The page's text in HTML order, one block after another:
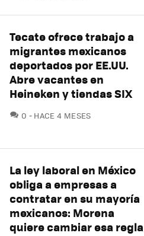
Tecate ofrece trabajo a
migrantes mexicanos
deportados por EE.UU.
Abre vacantes en
Heineken y tiendas SIX
0 COMENTARIOS
HACE 4 MESES
La ley laboral en México
obliga a empresas a
contratar en su mayoría
mexicanos: Morena
quiere cambiar esa regla